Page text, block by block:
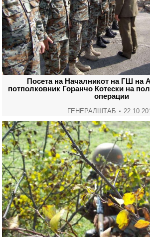
Посета на Началникот на ГШ на
потполковник Горанчо Котески на
операции
ГЕНЕРАЛШТАБ